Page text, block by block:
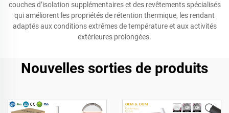
couches d’isolation supplémentaires et des revêtements spécialisés
qui améliorent les propriétés de rétention thermique, les rendant
adaptés aux conditions extrêmes de température et aux activités
extérieures prolongées.
Nouvelles sorties de produits